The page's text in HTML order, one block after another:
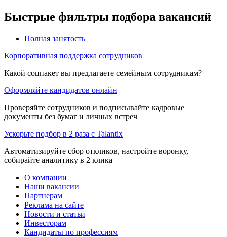
Быстрые фильтры подбора вакансий
Полная занятость
Корпоративная поддержка сотрудников
Какой соцпакет вы предлагаете семейным сотрудникам?
Оформляйте кандидатов онлайн
Проверяйте сотрудников и подписывайте кадровые
документы без бумаг и личных встреч
Ускорьте подбор в 2 раза с Talantix
Автоматизируйте сбор откликов, настройте воронку,
собирайте аналитику в 2 клика
О компании
Наши вакансии
Партнерам
Реклама на сайте
Новости и статьи
Инвесторам
Кандидаты по профессиям